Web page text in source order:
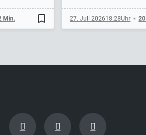
Min. bookmark_border 27. Juli 202618:28